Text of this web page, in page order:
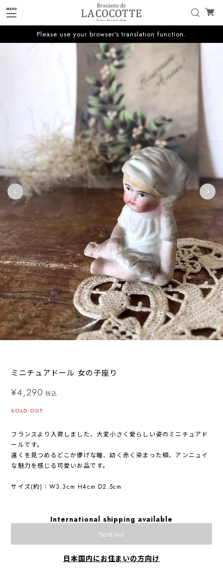
Please use your browser’s translation function.
ミニチュアドール 女の子座り
¥4,290 税込
SOLD OUT
フランスより入荷しました、大変小さく愛らしい姿のミニチュアド
ールです。
遠くを見つめるどこか儚げな瞳、幼く赤く染まった頬、アンニュイ
な魅力を感じる可愛いお品です。
サイズ(約)：W3.3cm H4cm D2.5cm
International shipping available
Sold out
日本国内にお住まいの方向け